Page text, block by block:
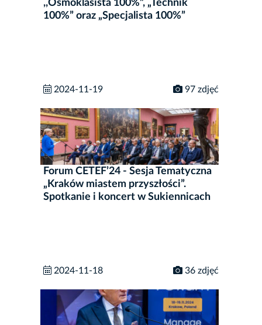
,,Ósmoklasista 100%”, „Technik
100%” oraz „Specjalista 100%”
2024-11-19 97 zdjęć
Forum CETEF’24 - Sesja Tematyczna
„Kraków miastem przyszłości”.
Spotkanie i koncert w Sukiennicach
2024-11-18 36 zdjęć